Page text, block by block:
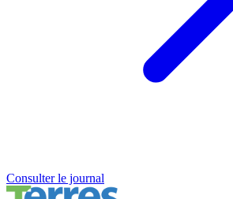
Consulter le journal